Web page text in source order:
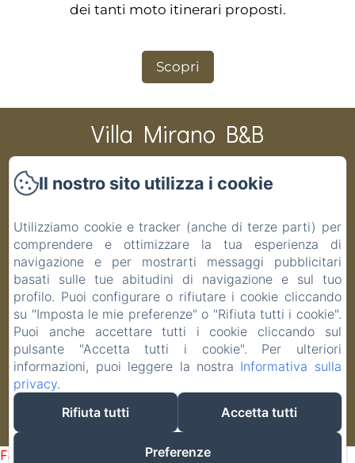
dei tanti moto itinerari proposti.
Scopri
Villa Mirano B&B
CIR 001194-BEB-00003 CIN IT001194C1PAS6ZITV DATI
Home
Camere
Contatti
Informativa Privacy
Note legali
Informazioni sui cookie
Failed to load BookingEngine/index: Loading chunk 1322
Il nostro sito utilizza i cookie
Utilizziamo cookie e tracker (anche di terze parti) per
comprendere e ottimizzare la tua esperienza di
navigazione e per mostrarti messaggi pubblicitari
basati sulle tue abitudini di navigazione e sul tuo
profilo. Puoi configurare o rifiutare i cookie cliccando
su "Imposta le mie preferenze" o "Rifiuta tutti i cookie".
Puoi anche accettare tutti i cookie cliccando sul
pulsante "Accetta tutti i cookie". Per ulteriori
informazioni, puoi leggere la nostra Informativa sulla
privacy.
Rifiuta tutti
Accetta tutti
Preferenze